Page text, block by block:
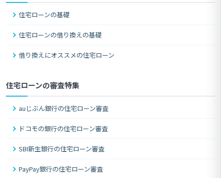
住宅ローンの基礎
住宅ローンの借り換えの基礎
借り換えにオススメの住宅ローン
住宅ローンの審査特集
auじぶん銀行の住宅ローン審査
ドコモの銀行の住宅ローン審査
SBI新生銀行の住宅ローン審査
PayPay銀行の住宅ローン審査